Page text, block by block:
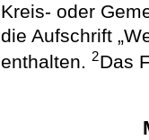
Kreis- oder
die Aufschrift
enthalten.2Das